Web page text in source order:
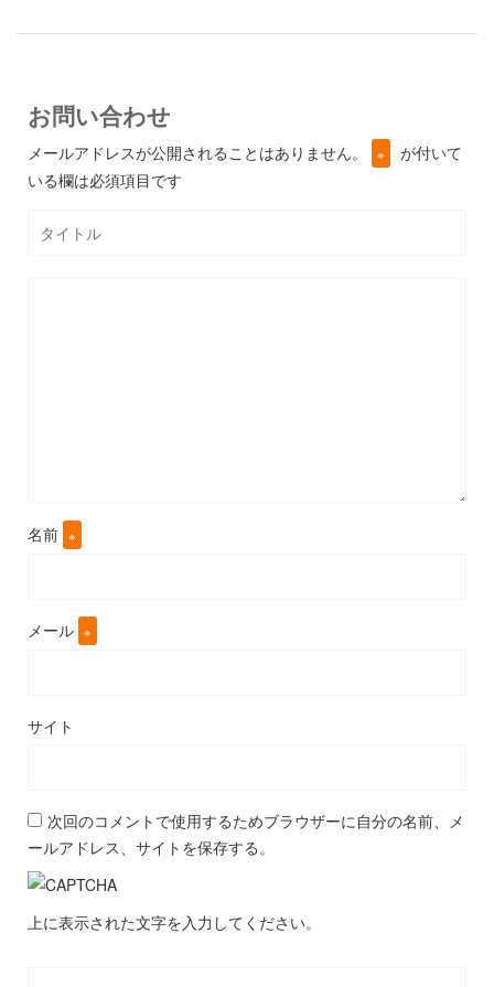
お問い合わせ
メールアドレスが公開されることはありません。 ※
が付いて
いる欄は必須項目です
名前 ※
メール ※
サイト
次回のコメントで使用するためブラウザーに自分の名前、メ
ールアドレス、サイトを保存する。
上に表示された文字を入力してください。